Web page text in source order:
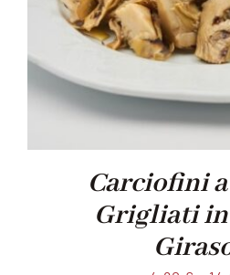
Carciofini
Grigliati